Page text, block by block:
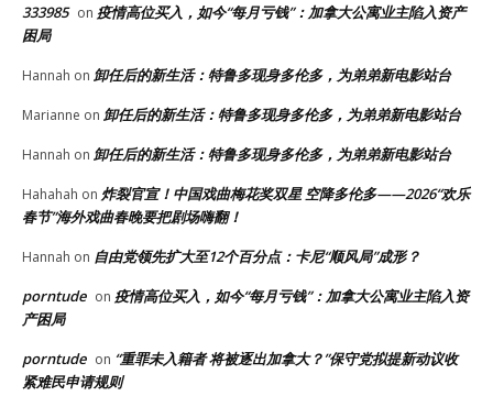
333985 on 疫情高位买入，如今“每月亏钱”：加拿大公寓业主陷入资产
困局
Hannah on 卸任后的新生活：特鲁多现身多伦多，为弟弟新电影站台
Marianne on 卸任后的新生活：特鲁多现身多伦多，为弟弟新电影站台
Hannah on 卸任后的新生活：特鲁多现身多伦多，为弟弟新电影站台
Hahahah on 炸裂官宣！中国戏曲梅花奖双星 空降多伦多——2026“欢乐
春节”海外戏曲春晚要把剧场嗨翻！
Hannah on 自由党领先扩大至12个百分点：卡尼“顺风局”成形？
porntude on 疫情高位买入，如今“每月亏钱”：加拿大公寓业主陷入资
产困局
porntude on “重罪未入籍者 将被逐出加拿大？”保守党拟提新动议收
紧难民申请规则